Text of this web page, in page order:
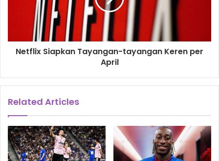
Netflix Siapkan Tayangan-tayangan Keren per
April
Related Articles